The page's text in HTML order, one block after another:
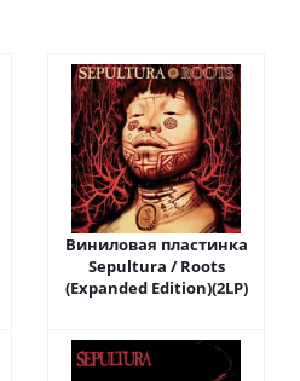
Виниловая пластинка
Sepultura / Roots
(Expanded Edition)(2LP)